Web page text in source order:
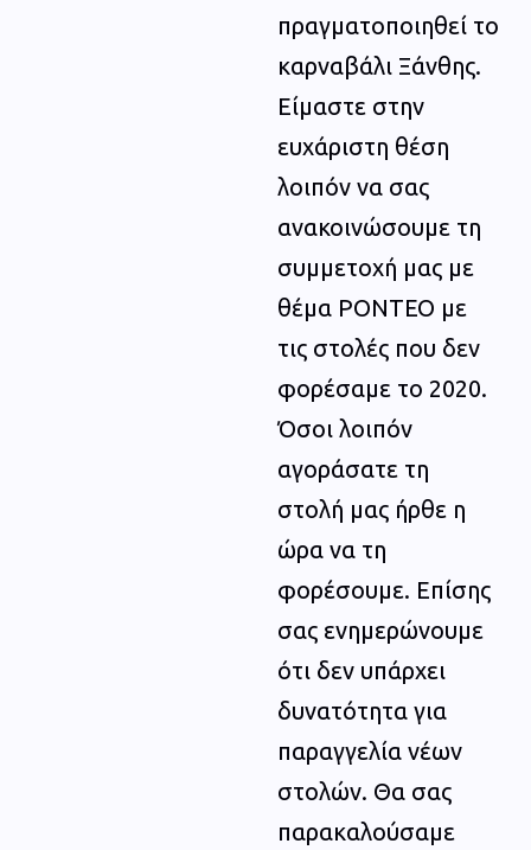
πραγματοποιηθεί το
καρναβάλι Ξάνθης.
Είμαστε στην
ευχάριστη θέση
λοιπόν να σας
ανακοινώσουμε τη
συμμετοχή μας με
θέμα ΡΟΝΤΕΟ με
τις στολές που δεν
φορέσαμε το 2020.
Όσοι λοιπόν
αγοράσατε τη
στολή μας ήρθε η
ώρα να τη
φορέσουμε. Επίσης
σας ενημερώνουμε
ότι δεν υπάρχει
δυνατότητα για
παραγγελία νέων
στολών. Θα σας
παρακαλούσαμε